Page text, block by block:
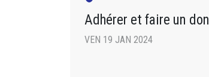
Adhérer et faire un don
VEN 19 JAN 2024